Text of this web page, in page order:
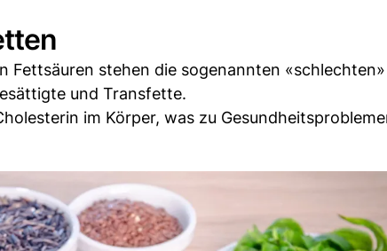
stehen die sogenannten
und Transfette.
im Körper, was zu